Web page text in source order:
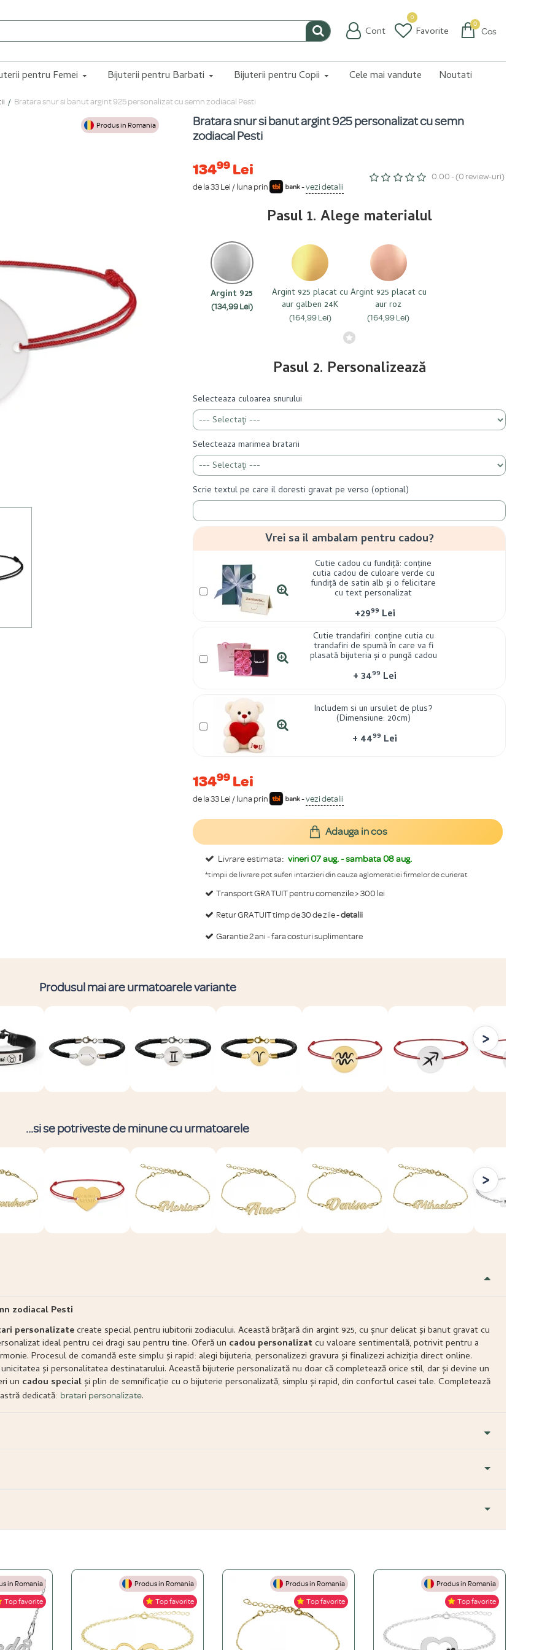
Cont Favorite
0
Coș
0
pentru Femei Bijuterii pentru Barbati Bijuterii pentru Copii Cele mai vandute Noutati
Bratara snur si banut argint 925 personalizat cu semn zodiacal Pesti
Produs in Romania
Bratara snur si banut argint 925 personalizat cu semn
zodiacal Pesti
13499 Lei
de la 33 Lei / luna prin -vezi detalii
0.00 - (0 review-uri)
Livrare estimata: vineri 07 aug. - sambata 08 aug.
*timpii de livrare pot suferi intarzieri din cauza aglomeratiei firmelor de curierat
Transport GRATUIT pentru comenzile > 300 lei
Retur GRATUIT timp de 30 de zile -detalii
Garantie 2 ani - fara costuri suplimentare
13499 Lei
de la 33 Lei / luna prin -vezi detalii
Pasul 1. Alege materialul
Argint 925
(134,99 Lei)
Argint 925 placat cu
aur galben 24K
(164,99 Lei)
Argint 925 placat cu
aur roz
(164,99 Lei)
Pasul 2. Personalizează
Selecteaza culoarea snurului
Selecteaza marimea bratarii
Scrie textul pe care il doresti gravat pe verso (optional)
Vrei sa il ambalam pentru cadou?
Cutie cadou cu fundiță: conține
cutia cadou de culoare verde cu
fundiță de satin alb și o felicitare
cu text personalizat
+2999 Lei
Cutie trandafiri: conține cutia cu
trandafiri de spumă în care va fi
plasată bijuteria și o pungă cadou
+3499 Lei
Includem si un ursulet de plus?
(Dimensiune: 20cm)
+ 4499 Lei
Adauga in cos
Produsul mai are urmatoarele variante
>
...si se potriveste de minune cu urmatoarele
>
zodiacal Pesti
personalizatecreate special pentru iubitorii zodiacului. Această brățară din argint 925, cu șnur delicat și banut gravat cu
ideal pentru cei dragi sau pentru tine. Oferă un cadou personalizatcu valoare sentimentală, potrivit pentru a
Procesul de comandă este simplu și rapid: alegi bijuteria, personalizezi gravura și finalizezi achiziția direct online.
și personalitatea destinatarului. Această bijuterie personalizată nu doar că completează orice stil, dar și devine un
un cadou specialși plin de semnificație cu o bijuterie personalizată, simplu și rapid, din confortul casei tale. Completează
dedicată: bratari personalizate.
+
925, Aur de 14K și Oțel inoxidabil.
din aur masiv?
24K, aur roz sau platină peste o bază solidă de argint 925. O bijuterie placată este mai accesibilă, dar necesită îngrijire atentă. O bijuterie
in Romania
Top favorite
Produs in Romania
Top favorite
Produs in Romania
Top favorite
Produs in Romania
Top favorite